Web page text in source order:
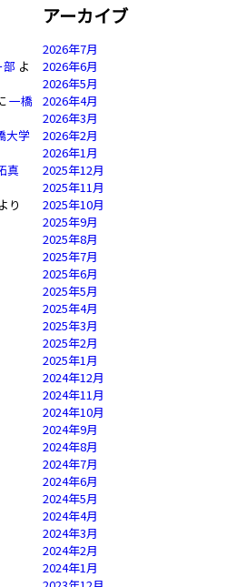
部 よ
一橋
大学
真
より
アーカイブ
2026年7月
2026年6月
2026年5月
2026年4月
2026年3月
2026年2月
2026年1月
2025年12月
2025年11月
2025年10月
2025年9月
2025年8月
2025年7月
2025年6月
2025年5月
2025年4月
2025年3月
2025年2月
2025年1月
2024年12月
2024年11月
2024年10月
2024年9月
2024年8月
2024年7月
2024年6月
2024年5月
2024年4月
2024年3月
2024年2月
2024年1月